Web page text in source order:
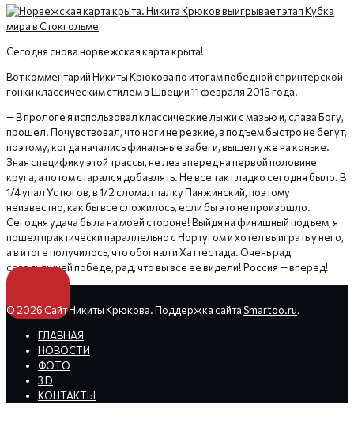
Сегодня снова норвежская карта крыта!
Вот комментарий Никиты Крюкова по итогам победной спринтерской
гонки классическим стилем в Швеции 11 февраля 2016 года.
— В прологе я использовал классические лыжи с мазью и, слава Богу,
прошел. Почувствовал, что ноги не резкие, в подъем быстро не бегут,
поэтому, когда начались финальные забеги, вышел уже на коньке.
Зная специфику этой трассы, не лез вперед на первой половине
круга, а потом старался добавлять. Не все так гладко сегодня было. В
1/4 упал Устюгов, в 1/2 сломал палку Панжинский, поэтому
неизвестно, как бы все сложилось, если бы это не произошло.
Сегодня удача была на моей стороне! Выйдя на финишный подъем, я
пошел практически параллельно с Нортугом и хотел выиграть у него,
а в итоге получилось, что обогнал и Хаттестада. Очень рад
сегодняшней победе, рад, что вы все ее видели! Россия — вперед!
© 2026 Сайт Никиты Крюкова. Поддержка сайтаSmartoo.ru.
ГЛАВНАЯ
НОВОСТИ
ФОТО
3 D
КОНТАКТЫ